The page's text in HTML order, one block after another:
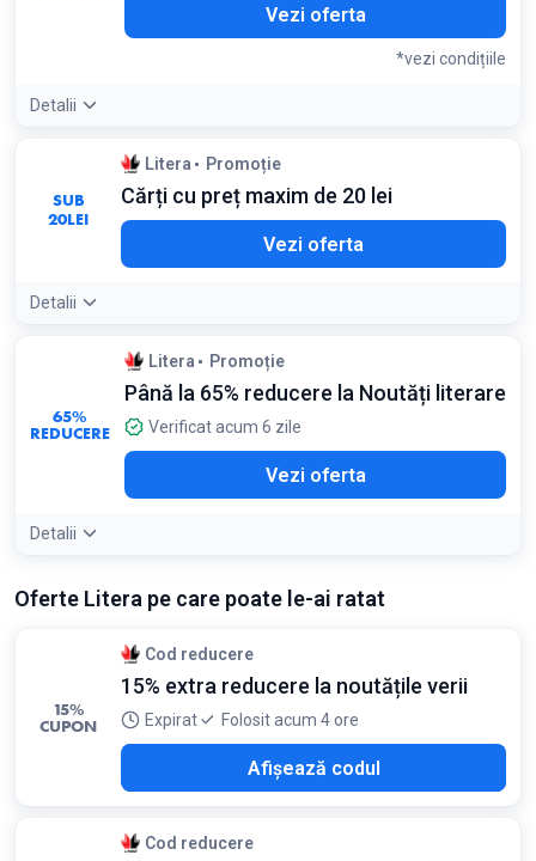
Vezi oferta
*vezi condițiile
Detalii
Detaliile ofertei:Pachetele de autor ofera cea mai buna
valoare, cu reduceri mult mai mari decat la achizitia
individuala
Condiții:
Valabil pentru pachetele de carti selectionate
SUB
20LEI
Litera Promoție
Cărți cu preț maxim de 20 lei
Vezi oferta
Detalii
Detaliile ofertei: Aceasta categorie include noutati si carti
de dezvoltare personala reduse cu pana la 75%
65%
REDUCERE
Litera Promoție
Până la 65% reducere la Noutăți literare
Verificat acum 6 zile
Vezi oferta
Detalii
precomanda pot avea reduceri de 25% sau mai mult
Oferte Litera pe care poate le-ai ratat
15%
CUPON
Cod reducere
15% extra reducere la noutățile verii
Expirat Folosit acum 4 ore
Afișează codul
Cod reducere